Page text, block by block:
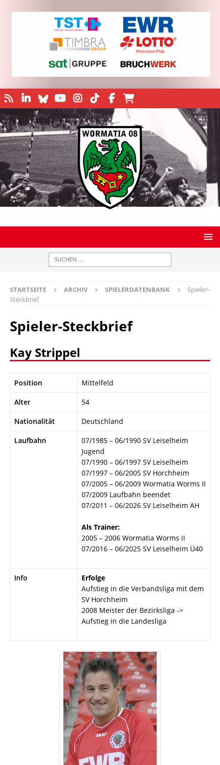
STARTSEITE ARCHIV SPIELERDATENBANK
Spieler-
Steckbrief
Spieler-Steckbrief
Kay Strippel
Position Mittelfeld
Alter 54
Nationalität Deutschland
Laufbahn
07/1985 – 06/1990 SV Leiselheim
Jugend
07/1990 – 06/1997 SV Leiselheim
07/1997 – 06/2005 SV Horchheim
07/2005 – 06/2009 Wormatia Worms II
07/2009 Laufbahn beendet
07/2011 – 06/2026 SV Leiselheim AH
Als Trainer:
2005 – 2006 Wormatia Worms II
07/2016 – 06/2025 SV Leiselheim Ü40
Info
Erfolge
Aufstieg in die Verbandsliga mit dem
SV Horchheim
2008 Meister der Bezirksliga ->
Aufstieg in die Landesliga